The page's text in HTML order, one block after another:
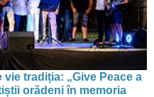
tradiția: „Give Peace a
orădeni în memoria